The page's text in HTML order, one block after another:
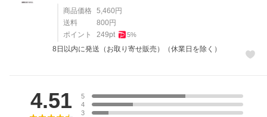
商品価格 5,460 円
送料
800 円
ポイント
249pt 5%
8日以内に発送（お取り寄せ販売）（休業日を除く）
4.51
5
4
3